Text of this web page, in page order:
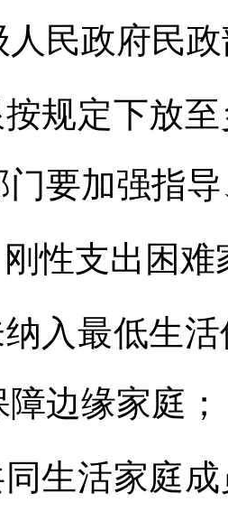
人民政府民
规定下放
门要加强指
性支出困难
纳入最低生
边缘家庭；
同生活家庭